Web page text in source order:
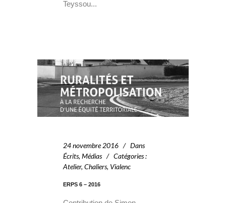
Teyssou...
24 novembre 2016
Dans
Écrits, Médias Catégories:
Atelier, Chaliers, Vialenc
ERPS 6 – 2016